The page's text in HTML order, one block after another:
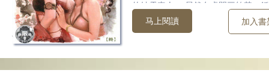
的妙雪真人， 居然在虎門三煞其一
離戰場，竟碰上一對意想不道的江
竟是邪道武功「十道滅元訣」， 消
马上閱讀 加入書